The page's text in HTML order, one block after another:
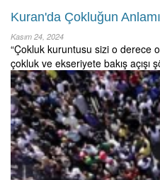
Kuran'da Çokluğun Anlamı
Kasım 24, 2024
“Çokluk kuruntusu sizi o derece
çokluk ve ekseriyete bakış açışı